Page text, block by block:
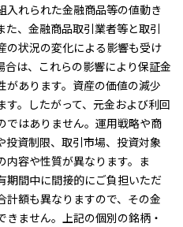
入れられた金融商品等の値動き
た、金融商品取引業者等と取引
の状況の変化による影響も受け
合は、これらの影響により保証金
があります。資産の価値の減少
。したがって、元金および利回
ではありません。運用戦略や商
投資制限、取引市場、投資対象
内容や性質が異なります。ま
期間中に間接的にご負担いただ
計額も異なりますので、その金
ません。上記の個別の銘柄・